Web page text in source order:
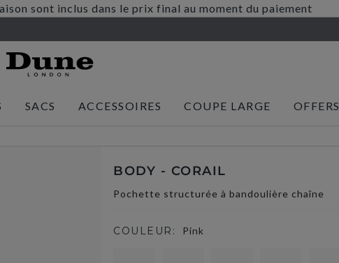
sont inclus dans le prix final au moment du paiement
SACS ACCESSOIRES COUPE LARGE OFFERS
BODY - CORAIL
Pochette structurée à bandoulière chaîne
COULEUR: Pink